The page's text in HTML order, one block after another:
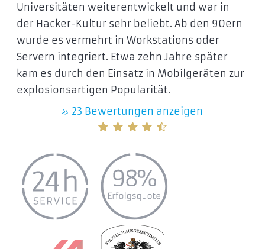
Universitäten weiterentwickelt und war in
der Hacker-Kultur sehr beliebt. Ab den 90ern
wurde es vermehrt in Workstations oder
Servern integriert. Etwa zehn Jahre später
kam es durch den Einsatz in Mobilgeräten zur
explosionsartigen Popularität.
» 23 Bewertungen anzeigen